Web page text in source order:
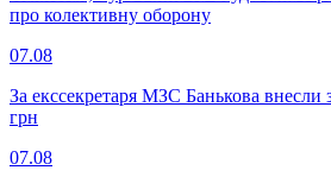
про колективну оборону
07.08
За екссекретаря МЗС Банькова внесли
грн
07.08